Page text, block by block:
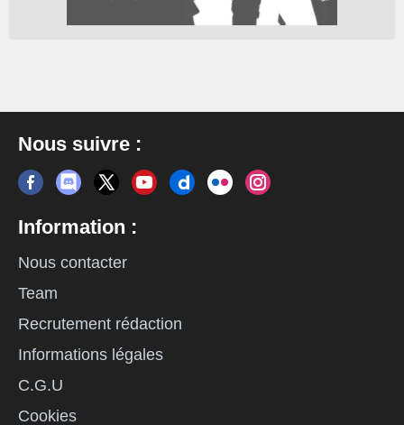
Nous suivre :
Information :
Nous contacter
Team
Recrutement rédaction
Informations légales
C.G.U
Cookies